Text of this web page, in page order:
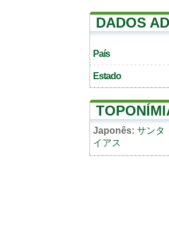
DADOS
País
Estado
Japonês: サンタ
イアス